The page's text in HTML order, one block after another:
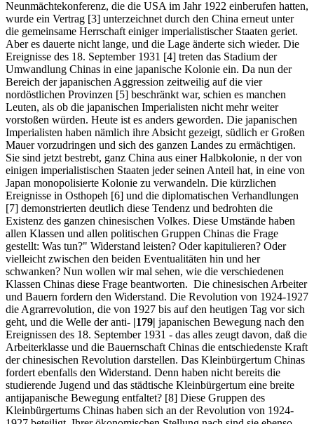
Neunmächtekonferenz, die die USA im Jahr 1922 einberufen hatten,
wurde ein Vertrag [3] unterzeichnet durch den China erneut unter
die gemeinsame Herrschaft einiger imperialistischer Staaten geriet.
Aber es dauerte nicht lange, und die Lage änderte sich wieder. Die
Ereignisse des 18. September 1931 [4] treten das Stadium der
Umwandlung Chinas in eine japanische Kolonie ein. Da nun der
Bereich der japanischen Aggression zeitweilig auf die vier
nordöstlichen Provinzen [5] beschränkt war, schien es manchen
Leuten, als ob die japanischen Imperialisten nicht mehr weiter
vorstoßen würden. Heute ist es anders geworden. Die japanischen
Imperialisten haben nämlich ihre Absicht gezeigt, südlich er Großen
Mauer vorzudringen und sich des ganzen Landes zu ermächtigen.
Sie sind jetzt bestrebt, ganz China aus einer Halbkolonie, n der von
einigen imperialistischen Staaten jeder seinen Anteil hat, in eine von
Japan monopolisierte Kolonie zu verwandeln. Die kürzlichen
Ereignisse in Osthopeh [6] und die diplomatischen Verhandlungen
[7] demonstrierten deutlich diese Tendenz und bedrohten die
Existenz des ganzen chinesischen Volkes. Diese Umstände haben
allen Klassen und allen politischen Gruppen Chinas die Frage
gestellt: Was tun?" Widerstand leisten? Oder kapitulieren? Oder
vielleicht zwischen den beiden Eventualitäten hin und her
schwanken? Nun wollen wir mal sehen, wie die verschiedenen
Klassen Chinas diese Frage beantworten. Die chinesischen Arbeiter
und Bauern fordern den Widerstand. Die Revolution von 1924-1927
die Agrarrevolution, die von 1927 bis auf den heutigen Tag vor sich
geht, und die Welle der anti- |179| japanischen Bewegung nach den
Ereignissen des 18. September 1931 - das alles zeugt davon, daß die
Arbeiterklasse und die Bauernschaft Chinas die entschiedenste Kraft
der chinesischen Revolution darstellen. Das Kleinbürgertum Chinas
fordert ebenfalls den Widerstand. Denn haben nicht bereits die
studierende Jugend und das städtische Kleinbürgertum eine breite
antijapanische Bewegung entfaltet? [8] Diese Gruppen des
Kleinbürgertums Chinas haben sich an der Revolution von 1924-